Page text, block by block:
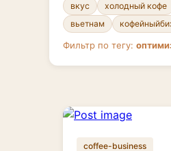
вкус
холодный кофе
вьетнам
Фильтр по тегу:
coffee-business